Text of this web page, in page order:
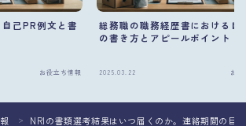
己PR例文と書
お役立ち情報
総務職の職務経歴書における自
の書き方とアピールポイント
2025.03.22 お
＞ NRIの書類選考結果はいつ届くのか。連絡期間の目